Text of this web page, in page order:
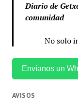
Diario de
comunidad
No solo
Envíanos un
AVISOS